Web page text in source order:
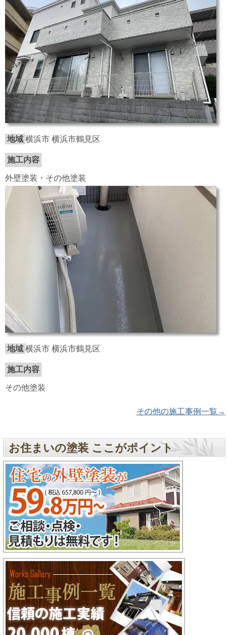
地域 横浜市 横浜市鶴見区
施工内容
外壁塗装・その他塗装
地域 横浜市 横浜市鶴見区
施工内容
その他塗装
その他の施工事例一覧→
お住まいの塗装 ここがポイント